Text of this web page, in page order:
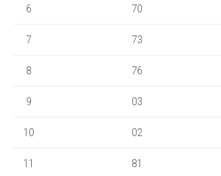
6 70
7 73
8 76
9 03
10 02
11 81